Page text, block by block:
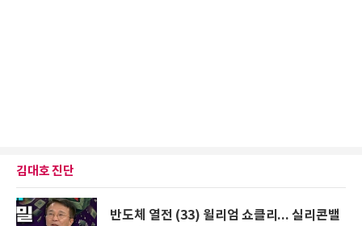
김대호 진단
반도체 열전 (33) 윌리엄 쇼클리... 실리콘밸